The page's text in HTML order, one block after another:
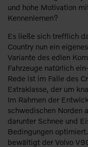
und hohe Motivation
Kennenlernen?
Es ließe sich trefflich
Country nun ein
Variante des edlen
Fahrzeuge natürlich
Rede ist im Falle des
Extraklasse, der um
Im Rahmen der
schwedischen Norden
darunter Schnee und
Bedingungen
bewältigt der Volvo